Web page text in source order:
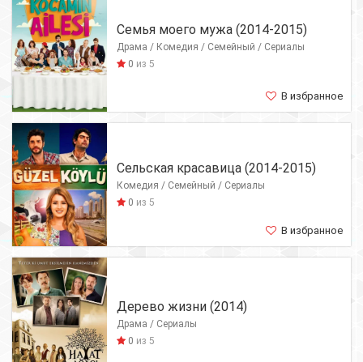
Семья моего мужа (2014-2015)
Драма / Комедия / Семейный / Сериалы
0 из 5
В избранное
Сельская красавица (2014-2015)
Комедия / Семейный / Сериалы
0 из 5
В избранное
Дерево жизни (2014)
Драма / Сериалы
0 из 5